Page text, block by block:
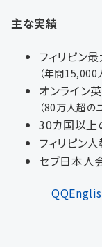
主な実績
フィリピン
（年間15,000
オンライン
（80万人超の
30カ国以上
フィリピン
セブ日本人